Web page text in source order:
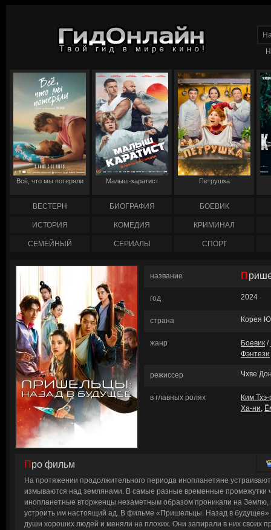
Всё, что мы потеряли Малыш-каратист Петрушка
ВЕСТЕРН БИОГРАФИЯ БОЕВИК
ИСТОРИЯ КОМЕДИЯ КРИМИНАЛ
СЕМЕЙНЫЙ СЕРИАЛЫ СПОРТ
название
год 2024
страна Корея
жанр Боевик /
Фэнтези
режиссер Чхве
в главных ролях
Ким
Ха-ни,
Про фильм
На протяжении продолжительного периода инопланетяне
измываются над землянами. В самые разные временные промежутки
инопланетные вторженцы незаметным образом проникали на
устроить им настоящий ад. В фильме «Пришельцы. Назад в
души хороших людей и меняли на плохих. Они запирали в них своих